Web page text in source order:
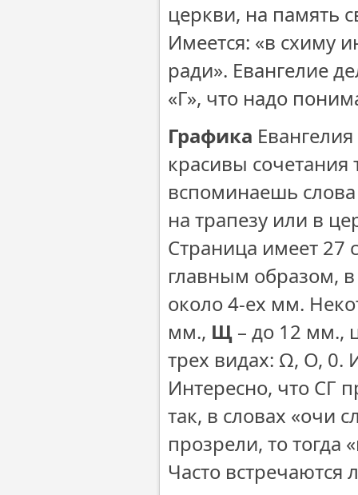
церкви, на память
Имеется: «в схиму
ради». Евангелие
«Г», что надо
Графика
красивы
вспоминаешь
на трапезу или в
Страница имеет 27
главным образом,
около 4-ех мм.
мм., Щ – до 12 мм.,
трех видах: Ω, О, 0.
Интересно, что СГ
так, в словах «очи
прозрели, то
Часто встречаются